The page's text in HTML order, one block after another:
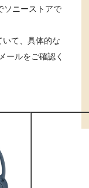
ソニーストアで
て、具体的な
ールをご確認く